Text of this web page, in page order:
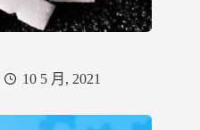
10 5 月, 2021